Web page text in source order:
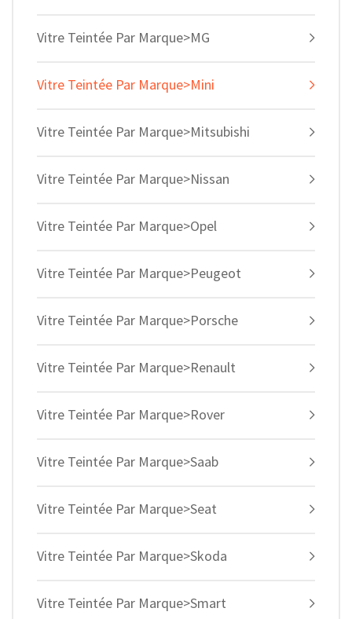
Vitre Teintée Par Marque>MG
Vitre Teintée Par Marque>Mini
Vitre Teintée Par Marque>Mitsubishi
Vitre Teintée Par Marque>Nissan
Vitre Teintée Par Marque>Opel
Vitre Teintée Par Marque>Peugeot
Vitre Teintée Par Marque>Porsche
Vitre Teintée Par Marque>Renault
Vitre Teintée Par Marque>Rover
Vitre Teintée Par Marque>Saab
Vitre Teintée Par Marque>Seat
Vitre Teintée Par Marque>Skoda
Vitre Teintée Par Marque>Smart